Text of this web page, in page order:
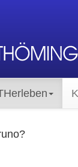
erleben